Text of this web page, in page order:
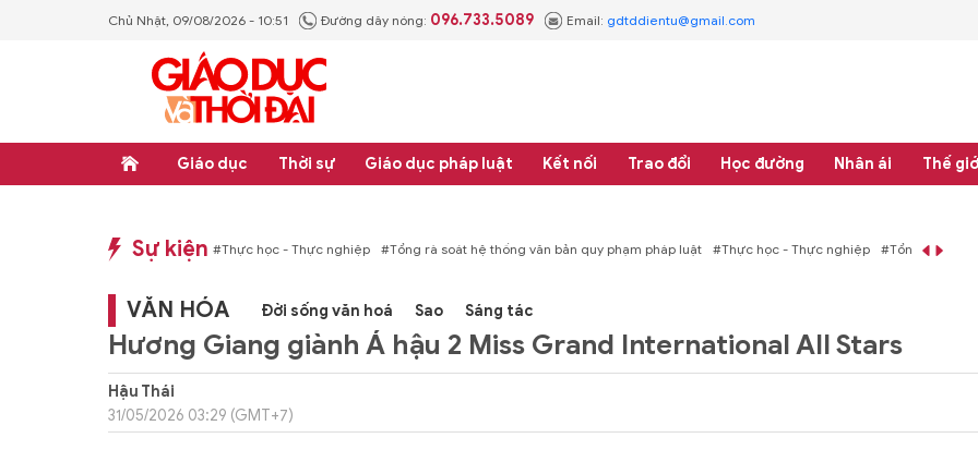
Chủ Nhật, 09/08/2026 - 10:51 Đường dây nóng: 096.733.5089 Email: gdtddientu@gmail.com
Giáo dục Thời sự Giáo dục pháp luật Kết nối Trao đổi Học đường Nhân ái Thế
Sự kiện
#Thực học - Thực nghiệp #Tổng rà soát hệ thống văn bản quy phạm pháp luật #Thực học - Thực nghiệp #Tổng rà soát hệ thống văn bản quy phạm
VĂN HÓA Đời sống văn hoá Sao Sáng tác
Hương Giang giành Á hậu 2 Miss Grand International All Stars
Hậu Thái
31/05/2026 03:29 (GMT+7)